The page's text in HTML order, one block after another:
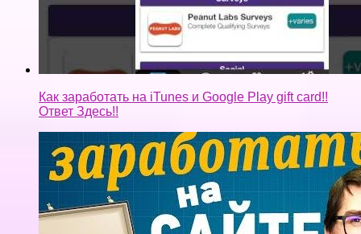
Как заработать на iTunes и Google Play gift card!!
Ответ Здесь!!